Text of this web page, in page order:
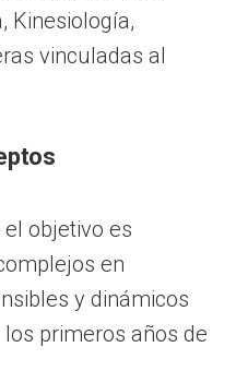
Kinesiología,
vinculadas al
objetivo es
en
y dinámicos
primeros años de